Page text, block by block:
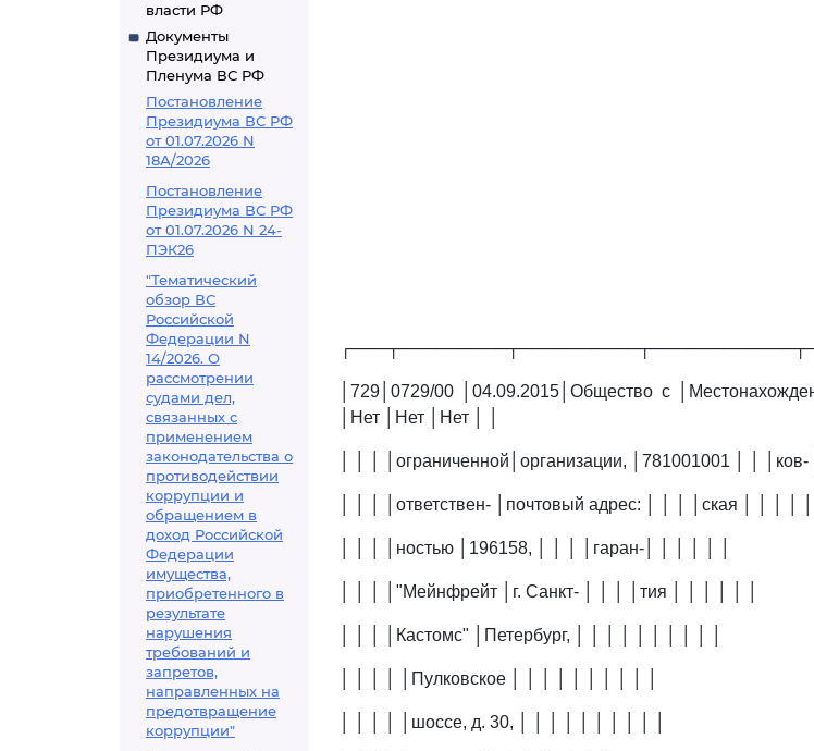
власти РФ
Документы
Президиума и
Пленума ВС РФ
Постановление
Президиума ВС РФ
от 01.07.2026 N
18А/2026
Постановление
Президиума ВС РФ
от 01.07.2026 N 24-
ПЭК26
"Тематический
обзор ВС
Российской
Федерации N
14/2026. О
рассмотрении
судами дел,
связанных с
применением
законодательства о
противодействии
коррупции и
обращением в
доход Российской
Федерации
имущества,
приобретенного в
результате
нарушения
требований и
запретов,
направленных на
предотвращение
коррупции"
│729│0729/00 │04.09.2015│Общество с
│Нет │Нет │Нет │ │
│ │ │ │ограниченной│организации, │781001001 │ │ │ков-
│ │ │ │ответствен- │почтовый адрес: │ │ │ │ская │ │ │ │ │
│ │ │ │ностью │196158, │ │ │ │гаран-│ │ │ │ │ │
│ │ │ │"Мейнфрейт │г. Санкт- │ │ │ │тия │ │ │ │ │ │
│ │ │ │Кастомс" │Петербург, │ │ │ │ │ │ │ │ │ │
│ │ │ │ │Пулковское │ │ │ │ │ │ │ │ │ │
│ │ │ │ │шоссе, д. 30, │ │ │ │ │ │ │ │ │ │